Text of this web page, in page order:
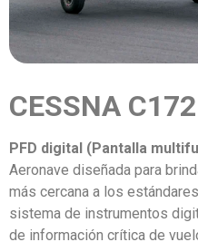
CESSNA C172
PFD digital (Pantalla
Aeronave diseñada para
más cercana a los
sistema de instrumentos
de información crítica de